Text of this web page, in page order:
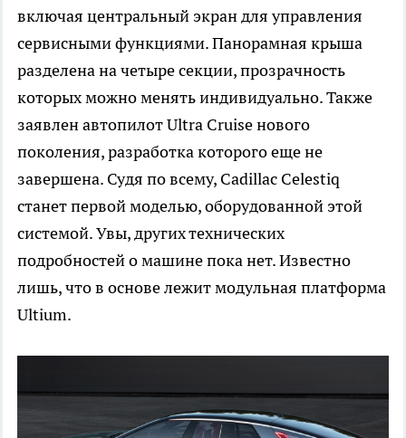
включая центральный экран для управления
сервисными функциями. Панорамная крыша
разделена на четыре секции, прозрачность
которых можно менять индивидуально. Также
заявлен автопилот Ultra Cruise нового
поколения, разработка которого еще не
завершена. Судя по всему, Cadillac Celestiq
станет первой моделью, оборудованной этой
системой. Увы, других технических
подробностей о машине пока нет. Известно
лишь, что в основе лежит модульная платформа
Ultium.